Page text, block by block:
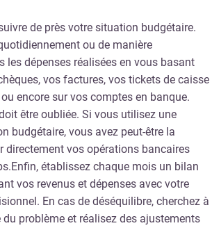
de près votre situation budgétaire.
ou de manière
les dépenses réalisées en vous basant
vos factures, vos tickets de caisse
encore sur vos comptes en banque.
être oubliée. Si vous utilisez une
budgétaire, vous avez peut-être la
directement vos opérations bancaires
établissez chaque mois un bilan
vos revenus et dépenses avec votre
En cas de déséquilibre, cherchez à
du problème et réalisez des ajustements